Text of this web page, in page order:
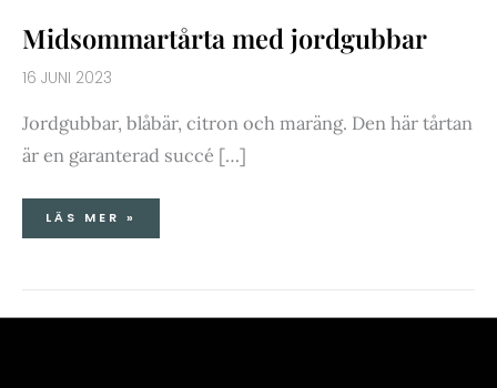
Midsommartårta med jordgubbar
16 JUNI 2023
Jordgubbar, blåbär, citron och maräng. Den här tårtan
är en garanterad succé […]
LÄS MER »